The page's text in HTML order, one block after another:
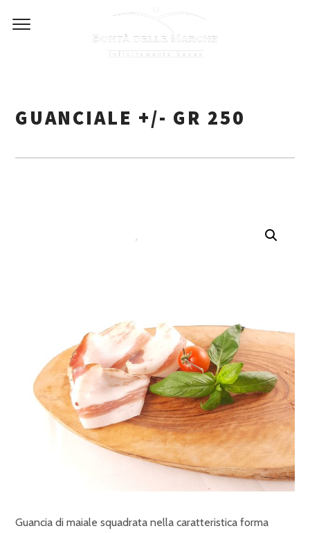
GUANCIALE +/- GR 250
Guancia di maiale squadrata nella caratteristica forma